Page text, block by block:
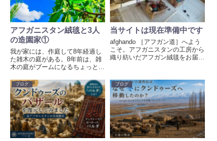
アフガニスタン絨毯と3人
の造園家①
我が家には、作庭して8年経過し
た雑木の庭がある。8年前は、雑
木の庭がブームになるちょっと前
や水かけではどうにもならない問
題が生じてきた。それは、剪定の
やり方で解決されるという。でも
その剪定をしてくれる人を見つけ
てるのがとても難しかった
当サイトは現在準備中です
afghando ［アフガン道］へよう
こそ。アフガニスタンの工房から
織り紡いだアフガン絨毯をお届け
ばらくお待ちください。
ブログ ブログ